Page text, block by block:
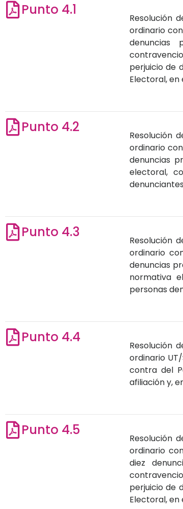
Punto 4.1
Resolución
ordinario
denuncias
perjuicio de
Electoral, en
Punto 4.2
Resolución
ordinario
denuncias
electoral,
Punto 4.3
Resolución
ordinario
denuncias
normativa
personas
Punto 4.4
Resolución
ordinario
contra del
afiliación y,
Punto 4.5
Resolución
ordinario
diez
perjuicio de
Electoral, en